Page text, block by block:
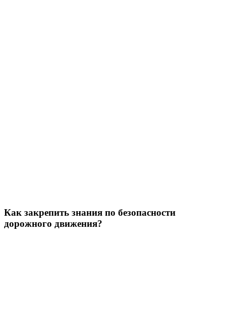
Как закрепить знания по безопасности
дорожного движения?